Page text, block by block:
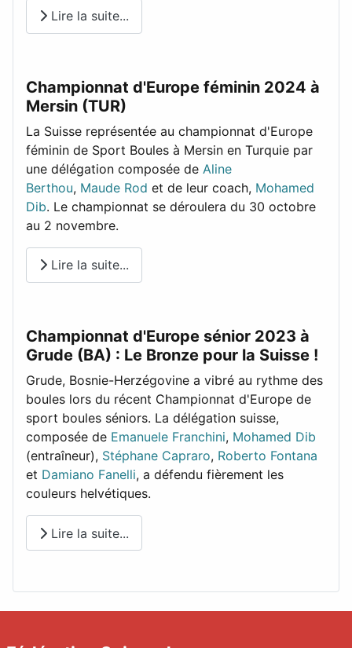
Lire la suite...
Championnat d'Europe féminin 2024 à
Mersin (TUR)
La Suisse représentée au championnat d'Europe
féminin de Sport Boules à Mersin en Turquie par
une délégation composée de Aline
Berthou, Maude Rod et de leur coach, Mohamed
Dib. Le championnat se déroulera du 30 octobre
au 2 novembre.
Lire la suite...
Championnat d'Europe sénior 2023 à
Grude (BA) : Le Bronze pour la Suisse !
Grude, Bosnie-Herzégovine a vibré au rythme des
boules lors du récent Championnat d'Europe de
sport boules séniors. La délégation suisse,
composée de Emanuele Franchini, Mohamed Dib
(entraîneur), Stéphane Capraro, Roberto Fontana
et Damiano Fanelli, a défendu fièrement les
couleurs helvétiques.
Lire la suite...